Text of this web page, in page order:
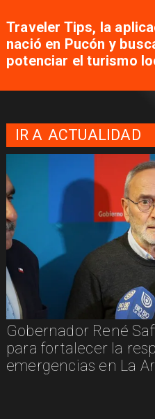
Traveler Tips, la
nació en Pucón y
potenciar el turismo
IR A ACTUALIDAD
Gobernador René
para fortalecer la
emergencias en La